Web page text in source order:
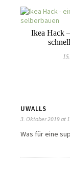
Ikea Hack
UWALLS
3. Oktober 2019 at
Was für eine